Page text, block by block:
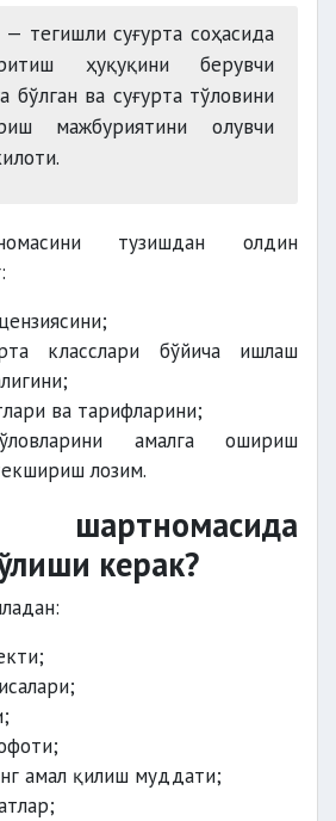
— тегишли суғурта соҳасида
ҳуқуқини берувчи
бўлган ва суғурта тўловини
мажбуриятини олувчи
тузишдан олдин
класслари бўйича ишлаш
ва тарифларини;
амалга ошириш
лозим.
шартномасида
керак?
амал қилиш муддати;